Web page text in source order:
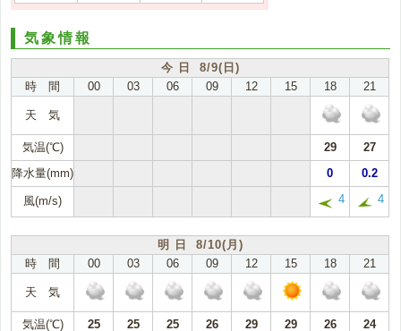
気象情報
今 日 8/9(日)
時 間
00 03 06 09 12 15 18 21
天 気
気温(℃) 29
27
降水量(mm)
0 0.2
風(m/s) 4 4
明 日 8/10(月)
時 間
00 03 06 09 12 15 18 21
天 気
気温(℃) 25 25 25 26 29 29 26
24